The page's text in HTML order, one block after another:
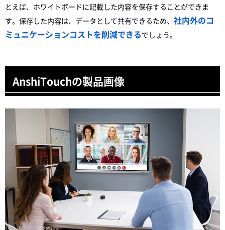
とえば、ホワイトボードに記載した内容を保存することができま
す。保存した内容は、データとして共有できるため、 社内外のコ
ミュニケーションコストを削減できるでしょう。
AnshiTouchの製品画像